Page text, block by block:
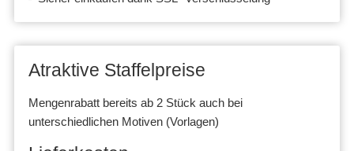
Atraktive Staffelpreise
Mengenrabatt bereits ab 2 Stück auch bei
unterschiedlichen Motiven (Vorlagen)